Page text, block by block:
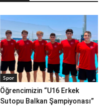
Spor
Öğrencimizin “U16 Erkek
Sutopu Balkan Şampiyonası”